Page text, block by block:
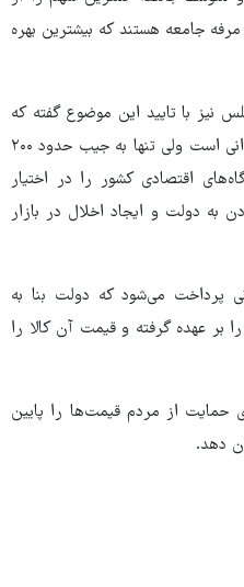
مرفه جامعه هستند که بیشترین بهره
نیز با تایید این موضوع گفته که
یارانه پنهان متعلق به ۸۵ میلیون ایرانی است ولی تنها به جیب حدود ۲۰۰
اقتصادی کشور را در اختیار
به دولت و ایجاد اخلال در بازار
پرداخت می‌شود که دولت بنا به
بر عهده گرفته و قیمت آن کالا را
حمایت از مردم قیمت‌ها را پایین
دهد.